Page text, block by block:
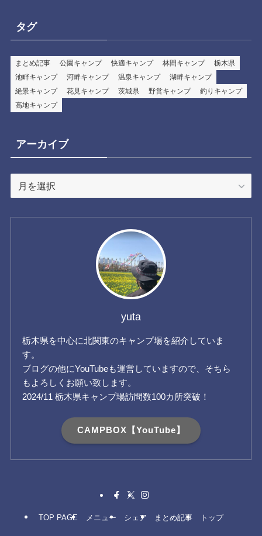
タグ
まとめ記事 公園キャンプ 快適キャンプ 林間キャンプ
栃木県
池畔キャンプ
河畔キャンプ 温泉キャンプ
湖畔キャンプ
絶景キャンプ
花見キャンプ 茨城県 野営キャンプ
釣りキャンプ
高地キャンプ
アーカイブ
yuta
栃木県を中心に北関東のキャンプ場を紹介していま
す。
ブログの他にYouTubeも運営していますので、そちら
もよろしくお願い致します。
2024/11 栃木県キャンプ場訪問数100カ所突破！
CAMPBOX【YouTube】
TOP PAGE メニュー シェア まとめ記事 トップ